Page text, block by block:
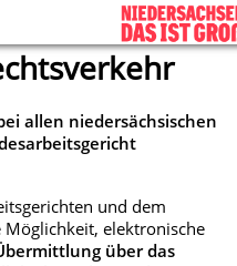
allen niedersächsischen
und dem
Möglichkeit, elektronische
über das